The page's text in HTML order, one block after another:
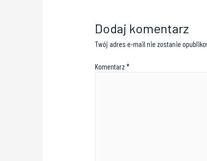
Dodaj komentarz
Twój adres e-mail nie zostanie
Komentarz*